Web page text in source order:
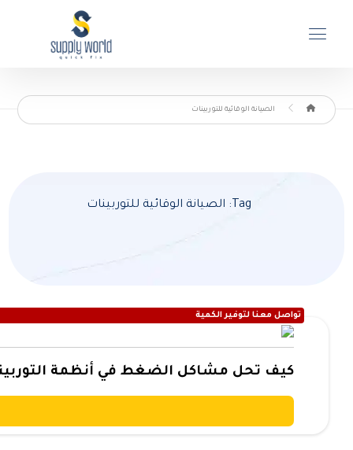
الصيانة الوقائية للتوربينات
Tag: الصيانة الوقائية للتوربينات
تواصل معنا لتوفير الكمية
كيف تحل مشاكل الضغط في أنظمة